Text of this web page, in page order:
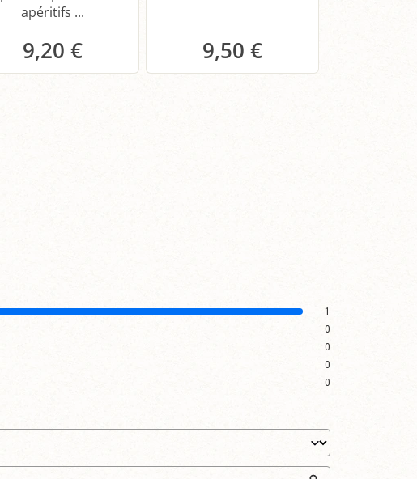
apéritifs ...
9,20 € 9,50 €
1
0
0
0
0